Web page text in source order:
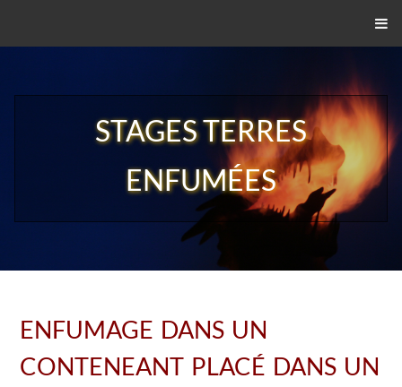
STAGES TERRES
ENFUMÉES
ENFUMAGE DANS UN
CONTENEANT PLACÉ DANS UN